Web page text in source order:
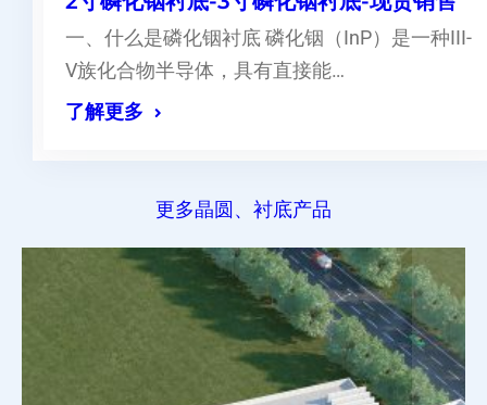
一、什么是磷化铟衬底 磷化铟（InP）是一种III-
V族化合物半导体，具有直接能…
了解更多
更多晶圆、衬底产品